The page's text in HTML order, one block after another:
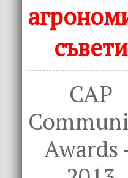
съвети
CAP
Awards